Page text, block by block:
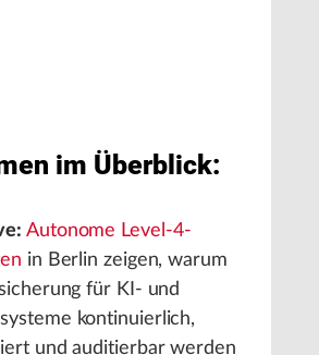
im Überblick:
Autonome Level-4-
in Berlin zeigen, warum
für KI- und
kontinuierlich,
und auditierbar werden